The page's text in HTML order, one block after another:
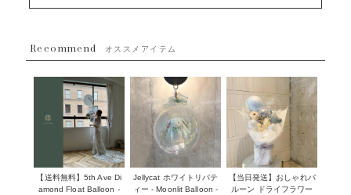
~５５００円
１１０００円以上
NEW YORK MIND - ニューヨークスタイルバルーン
※コンフェッティバルーン -プリント内容-
ハワイウェディングサービス
企業・法人様
ウェディングコンフェッティバルーン特集
実店舗について -大阪 堀江店・名古屋 星ヶ丘店・滋賀 配送
センター店・沖縄 嘉手納基地店-
プリントサービス
Recommend オススメアイテム
【送料無料】5th Ave Di
amond Float Balloon -
Jellycat ホワイトリバテ
ィー - Moonlit Balloon -
【当日発送】おしゃれバ
ルーン ドライフラワー